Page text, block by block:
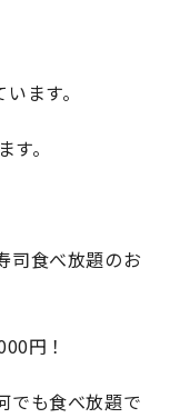
ます。
。
司食べ放題のお
円！
でも食べ放題で